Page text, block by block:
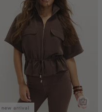
new arrival